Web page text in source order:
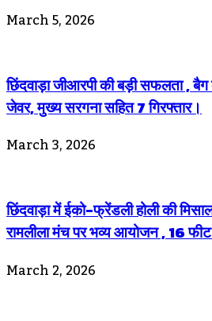
March 5, 2026
छिंदवाड़ा जीआरपी की बड़ी सफलता ,
जेवर, मुख्य सरगना सहित 7 गिरफ्तार।
March 3, 2026
छिंदवाड़ा में ईको-फ्रेंडली होली की
रामलीला मंच पर भव्य आयोजन , 16
March 2, 2026